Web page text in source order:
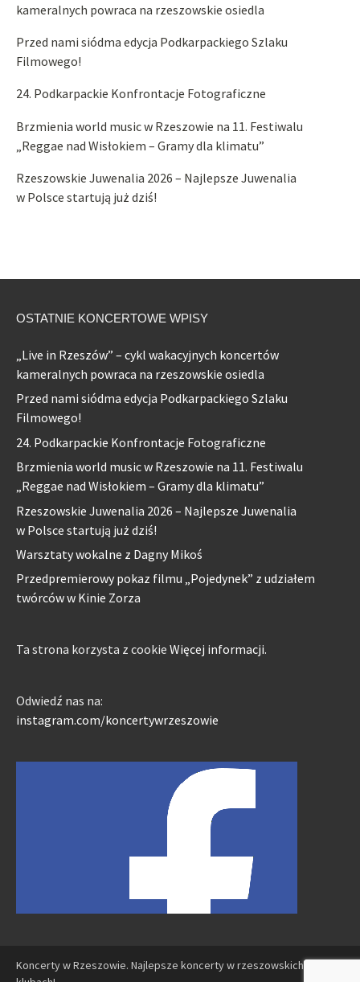
kameralnych powraca na rzeszowskie osiedla
Przed nami siódma edycja Podkarpackiego Szlaku
Filmowego!
24. Podkarpackie Konfrontacje Fotograficzne
Brzmienia world music w Rzeszowie na 11. Festiwalu
„Reggae nad Wisłokiem – Gramy dla klimatu”
Rzeszowskie Juwenalia 2026 – Najlepsze Juwenalia
w Polsce startują już dziś!
OSTATNIE KONCERTOWE WPISY
„Live in Rzeszów” – cykl wakacyjnych koncertów
kameralnych powraca na rzeszowskie osiedla
Przed nami siódma edycja Podkarpackiego Szlaku
Filmowego!
24. Podkarpackie Konfrontacje Fotograficzne
Brzmienia world music w Rzeszowie na 11. Festiwalu
„Reggae nad Wisłokiem – Gramy dla klimatu”
Rzeszowskie Juwenalia 2026 – Najlepsze Juwenalia
w Polsce startują już dziś!
Warsztaty wokalne z Dagny Mikoś
Przedpremierowy pokaz filmu „Pojedynek” z udziałem
twórców w Kinie Zorza
Ta strona korzysta z cookie Więcej informacji.
Odwiedź nas na:
instagram.com/koncertywrzeszowie
Koncerty w Rzeszowie. Najlepsze koncerty w rzeszowskich